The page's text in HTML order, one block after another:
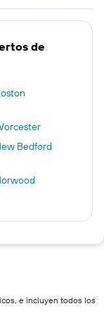
de
Bedford
e incluyen todos los